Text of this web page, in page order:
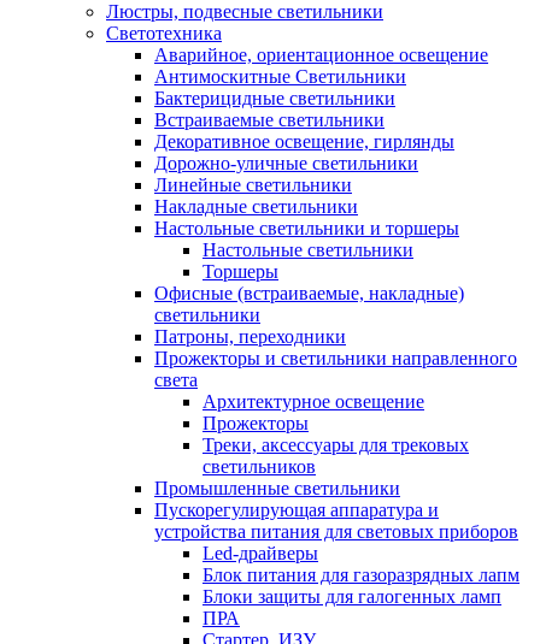
Люстры, подвесные светильники
Светотехника
Аварийное, ориентационное освещение
Антимоскитные Светильники
Бактерицидные светильники
Встраиваемые светильники
Декоративное освещение, гирлянды
Дорожно-уличные светильники
Линейные светильники
Накладные светильники
Настольные светильники и торшеры
Настольные светильники
Торшеры
Офисные (встраиваемые, накладные)
светильники
Патроны, переходники
Прожекторы и светильники направленного
света
Архитектурное освещение
Прожекторы
Треки, аксессуары для трековых
светильников
Промышленные светильники
Пускорегулирующая аппаратура и
устройства питания для световых приборов
Led-драйверы
Блок питания для газоразрядных лапм
Блоки защиты для галогенных ламп
ПРА
Стартер, ИЗУ